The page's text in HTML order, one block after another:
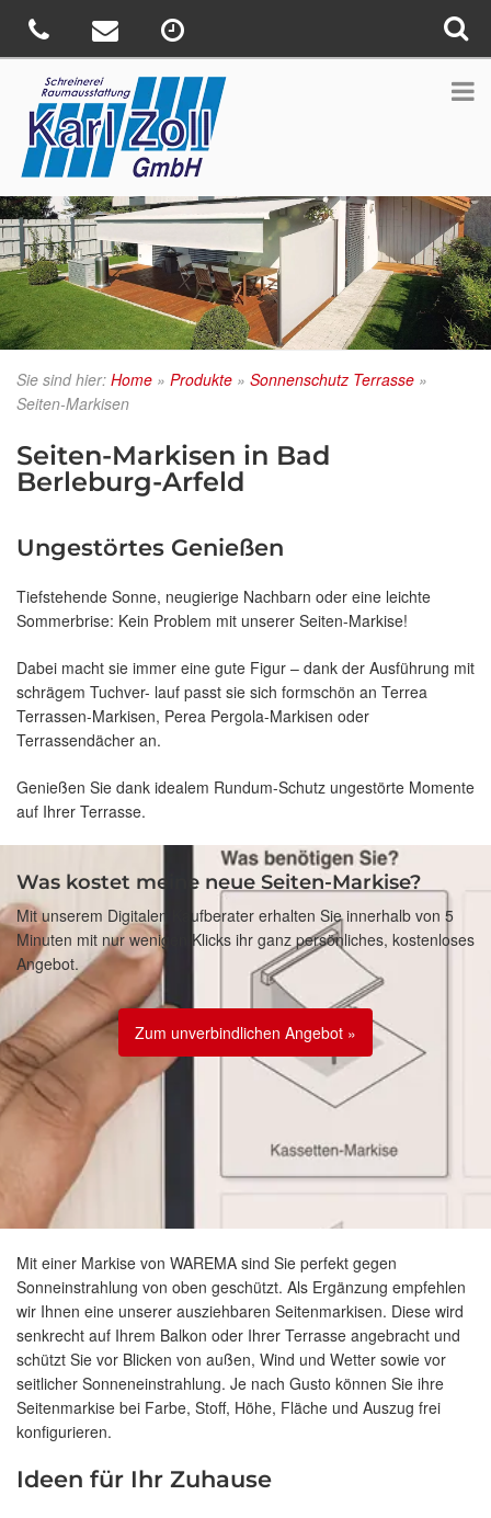
Sie sind hier: Home » Produkte » Sonnenschutz Terrasse »
Seiten-Markisen
Seiten-Markisen in Bad
Berleburg-Arfeld
Ungestörtes Genießen
Tiefstehende Sonne, neugierige Nachbarn oder eine leichte
Sommerbrise: Kein Problem mit unserer Seiten-Markise!
Dabei macht sie immer eine gute Figur – dank der Ausführung mit
schrägem Tuchver- lauf passt sie sich formschön an Terrea
Terrassen-Markisen, Perea Pergola-Markisen oder
Terrassendächer an.
Genießen Sie dank idealem Rundum-Schutz ungestörte Momente
auf Ihrer Terrasse.
Was kostet meine neue Seiten-Markise?
Mit unserem Digitalen Kaufberater erhalten Sie innerhalb von 5
Minuten mit nur wenigen Klicks ihr ganz persönliches, kostenloses
Angebot.
Zum unverbindlichen Angebot »
Mit einer Markise von WAREMA sind Sie perfekt gegen
Sonneinstrahlung von oben geschützt. Als Ergänzung empfehlen
wir Ihnen eine unserer ausziehbaren Seitenmarkisen. Diese wird
senkrecht auf Ihrem Balkon oder Ihrer Terrasse angebracht und
schützt Sie vor Blicken von außen, Wind und Wetter sowie vor
seitlicher Sonneneinstrahlung. Je nach Gusto können Sie ihre
Seitenmarkise bei Farbe, Stoff, Höhe, Fläche und Auszug frei
konfigurieren.
Ideen für Ihr Zuhause